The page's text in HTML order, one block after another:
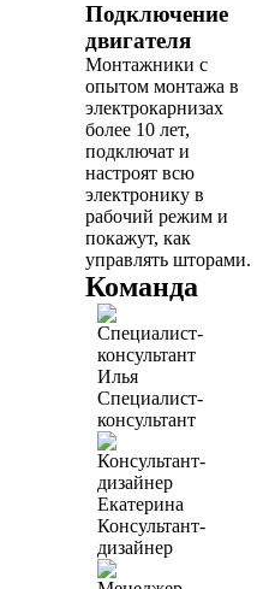
Подключение
двигателя
Монтажники с
опытом монтажа в
электрокарнизах
более 10 лет,
подключат и
настроят всю
электронику в
рабочий режим и
покажут, как
управлять шторами.
Команда
Илья
Специалист-
консультант
Екатерина
Консультант-
дизайнер